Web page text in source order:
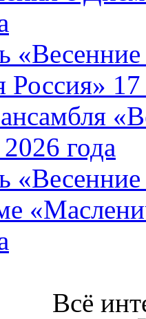
«Весенние
Россия»
года
«Весенние
Всё